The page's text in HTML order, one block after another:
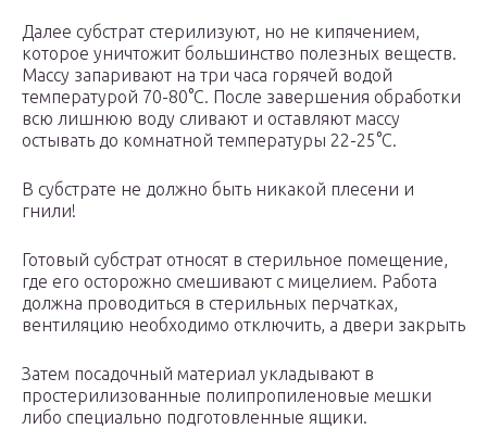
Далее субстрат стерилизуют, но не кипячением,
которое уничтожит большинство полезных веществ.
Массу запаривают на три часа горячей водой
температурой 70-80°С. После завершения обработки
всю лишнюю воду сливают и оставляют массу
остывать до комнатной температуры 22-25°С.
В субстрате не должно быть никакой плесени и
гнили!
Готовый субстрат относят в стерильное помещение,
где его осторожно смешивают с мицелием. Работа
должна проводиться в стерильных перчатках,
вентиляцию необходимо отключить, а двери закрыть
Затем посадочный материал укладывают в
простерилизованные полипропиленовые мешки
либо специально подготовленные ящики.